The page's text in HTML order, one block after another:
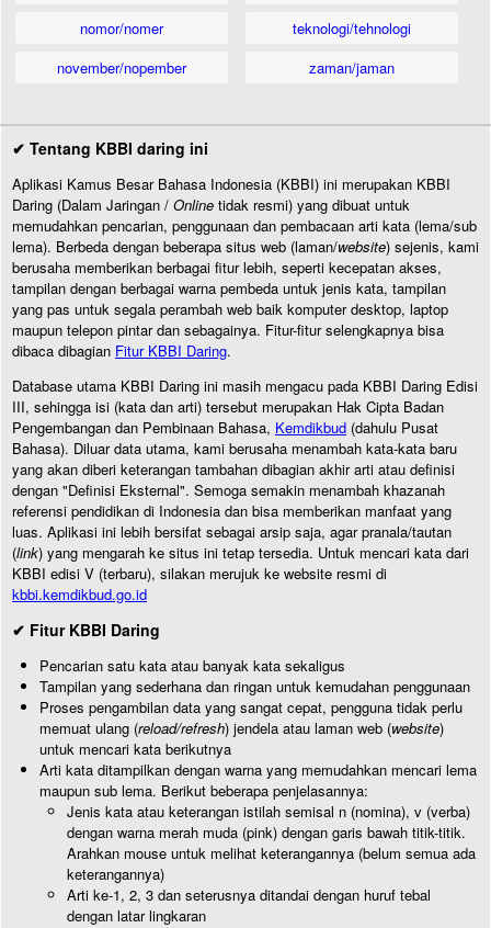
nomor/nomer
november/nopember
teknologi/tehnologi
zaman/jaman
✔ Tentang KBBI daring ini
Aplikasi Kamus Besar Bahasa Indonesia (KBBI) ini merupakan KBBI
Daring (Dalam Jaringan / Online tidak resmi) yang dibuat untuk
memudahkan pencarian, penggunaan dan pembacaan arti kata (lema/sub
lema). Berbeda dengan beberapa situs web (laman/website) sejenis, kami
berusaha memberikan berbagai fitur lebih, seperti kecepatan akses,
tampilan dengan berbagai warna pembeda untuk jenis kata, tampilan
yang pas untuk segala perambah web baik komputer desktop, laptop
maupun telepon pintar dan sebagainya. Fitur-fitur selengkapnya bisa
dibaca dibagian Fitur KBBI Daring.
Database utama KBBI Daring ini masih mengacu pada KBBI Daring Edisi
III, sehingga isi (kata dan arti) tersebut merupakan Hak Cipta Badan
Pengembangan dan Pembinaan Bahasa, Kemdikbud (dahulu Pusat
Bahasa). Diluar data utama, kami berusaha menambah kata-kata baru
yang akan diberi keterangan tambahan dibagian akhir arti atau definisi
dengan "Definisi Eksternal". Semoga semakin menambah khazanah
referensi pendidikan di Indonesia dan bisa memberikan manfaat yang
luas. Aplikasi ini lebih bersifat sebagai arsip saja, agar pranala/tautan
(link) yang mengarah ke situs ini tetap tersedia. Untuk mencari kata dari
KBBI edisi V (terbaru), silakan merujuk ke website resmi di
kbbi.kemdikbud.go.id
✔ Fitur KBBI Daring
Pencarian satu kata atau banyak kata sekaligus
Tampilan yang sederhana dan ringan untuk kemudahan penggunaan
Proses pengambilan data yang sangat cepat, pengguna tidak perlu
memuat ulang (reload/refresh) jendela atau laman web (website)
untuk mencari kata berikutnya
Arti kata ditampilkan dengan warna yang memudahkan mencari lema
maupun sub lema. Berikut beberapa penjelasannya:
Jenis kata atau keterangan istilah semisal n (nomina), v (verba)
dengan warna merah muda (pink) dengan garis bawah titik-titik.
Arahkan mouse untuk melihat keterangannya (belum semua ada
keterangannya)
Arti ke-1, 2, 3 dan seterusnya ditandai dengan huruf tebal
dengan latar lingkaran